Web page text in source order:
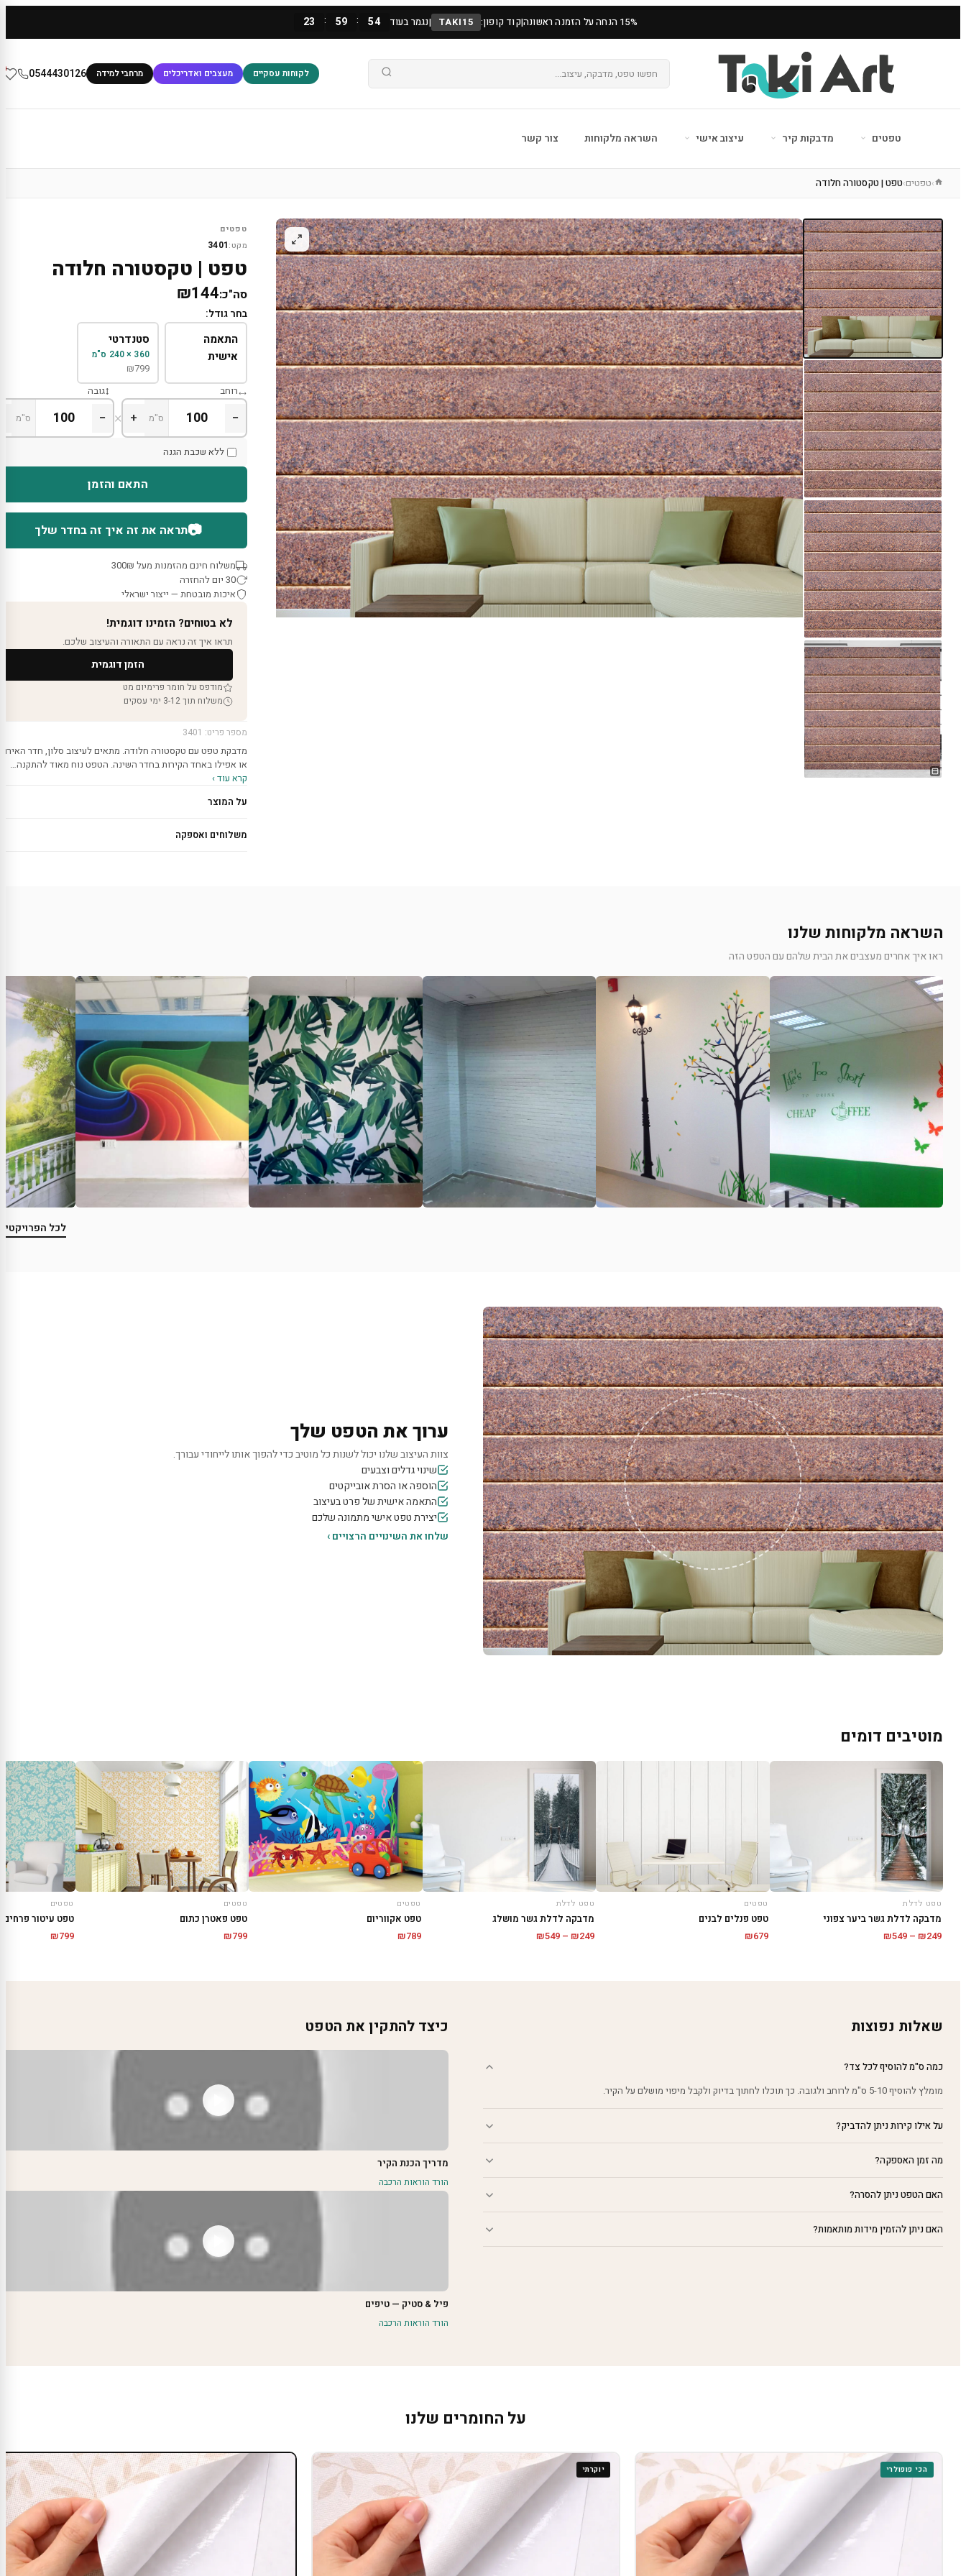
15% הנחה על הזמנה ראשונה |קוד קופון: TAKI15
|נגמר בעוד 23 : 59 : 53
לקוחות עסקיים מעצבים ואדריכלים מרחבי למידה 0544430126
טפטים מדבקות קיר עיצוב אישי השראה מלקוחות צור קשר
›טפטים›טפט | טקסטורה חלודה
טפטים
מקט:3401
טפט | טקסטורה חלודה
סה"כ:₪144
בחר גודל:
התאמה
אישית
סטנדרטי
360 × 240 ס"מ
₪799
רוחב
− ס"מ +
×
גובה
− ס"מ
ללא שכבת הגנה
התאם והזמן
📷תראה את זה איך זה בחדר שלך
משלוח חינם מהזמנות מעל 300₪
30 יום להחזרה
איכות מובטחת — ייצור ישראלי
לא בטוחים? הזמינו דוגמית!
תראו איך זה נראה עם התאורה והעיצוב שלכם.
הזמן דוגמית
מודפס על חומר פרימיום מט
משלוח תוך 3-12 ימי עסקים
מספר פריט: 3401
מדבקת טפט עם טקסטורה חלודה. מתאים לעיצוב סלון, חדר
או אפילו באחד הקירות בחדר השינה. הטפט נוח מאוד להתקנה…
קרא עוד ›
על המוצר
משלוחים ואספקה
השראה מלקוחות שלנו
ראו איך אחרים מעצבים את הבית שלהם עם הטפט הזה
לכל
ערוך את הטפט שלך
צוות העיצוב שלנו יכול לשנות כל מוטיב כדי להפוך אותו לייחודי עבורך.
שינוי גדלים וצבעים
הוספה או הסרת אובייקטים
התאמה אישית של פרט בעיצוב
יצירת טפט אישי מתמונה שלכם
שלחו את השינויים הרצויים ›
מוטיבים דומים
טפט לדלת
מדבקה לדלת גשר ביער צפוני
₪249
–
₪549
טפטים
טפט פנלים לבנים
₪679
טפט לדלת
מדבקה לדלת גשר מושלג
₪249
–
₪549 טווח
טפטים
טפט אקווריום
₪789
טפטים
טפט פאטרן כתום
₪799
טפטים
טפט עיטור פרחים
₪799
שאלות נפוצות
כמה ס"מ להוסיף לכל צד?
מומלץ להוסיף 5-10 ס"מ לרוחב ולגובה. כך תוכלו לחתוך בדיוק ולקבל מיפוי מושלם על הקיר.
על אילו קירות ניתן להדביק?
מה זמן האספקה?
האם הטפט ניתן להסרה?
האם ניתן להזמין מידות מותאמות?
כיצד להתקין את הטפט
מדריך הכנת הקיר
הורד הוראות הרכבה
פיל & סטיק — טיפים
הורד הוראות הרכבה
על החומרים שלנו
הכי פופולרי יוקרתי